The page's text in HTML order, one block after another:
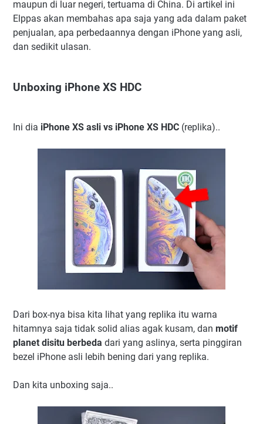
maupun di luar negeri, tertuama di China. Di artikel ini
Elppas akan membahas apa saja yang ada dalam paket
penjualan, apa perbedaannya dengan iPhone yang asli,
dan sedikit ulasan.
Unboxing iPhone XS HDC
Ini dia iPhone XS asli vs iPhone XS HDC (replika)..
Dari box-nya bisa kita lihat yang replika itu warna
hitamnya saja tidak solid alias agak kusam, dan motif
planet disitu berbeda dari yang aslinya, serta pinggiran
bezel iPhone asli lebih bening dari yang replika.
Dan kita unboxing saja..